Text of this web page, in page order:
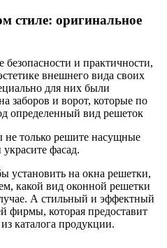
стиле: оригинальное
и практичности,
внешнего вида своих
для них были
заборов и ворот, которые по
определенный вид решеток
не только решите насущные
фасад.
установить на окна решетки,
какой вид оконной решетки
А стильный и эффектный
фирмы, которая предоставит
каталога продукции.